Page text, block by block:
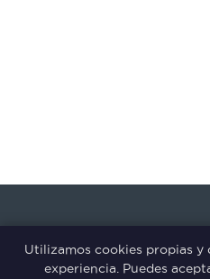
Utilizamos cookies propias
experiencia. Puedes